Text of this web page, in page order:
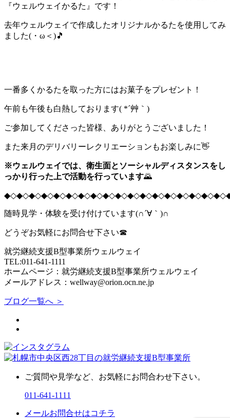
『ウェルウェイかるた』です！
去年ウェルウェイで作成したオリジナルかるたを使用してみ
ました(・ω＜)🎵
一番多くかるたを取った方にはお菓子をプレゼント！
午前も午後も白熱しております( *´艸｀)
ご参加してくださった皆様、ありがとうございました！
また来月のデリバリーレクリエーションもお楽しみに👋
※ウェルウェイでは、衛生面とソーシャルディスタンスをし
っかり行った上で活動を行っています🌄
随時見学・体験を受け付けています(∩´∀｀)∩
どうぞお気軽にお問合せ下さい☎
就労継続支援B型事業所ウェルウェイ
TEL:011-641-1111
ホームページ：就労継続支援B型事業所ウェルウェイ
メールアドレス：wellway@orion.ocn.ne.jp
ブログ一覧へ ＞
ご質問や見学など、お気軽にお問合わせ下さい。
011-641-1111
メールお問合せはコチラ